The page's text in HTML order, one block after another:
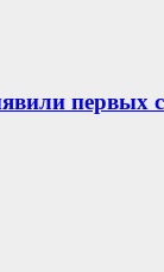
первых